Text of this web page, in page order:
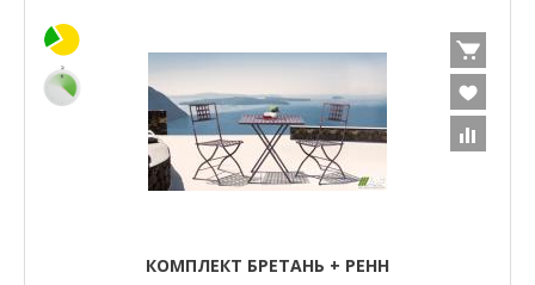
КОМПЛЕКТ БРЕТАНЬ + РЕНН